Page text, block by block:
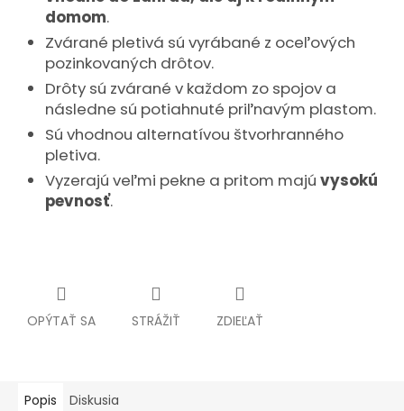
domom.
Zvárané pletivá sú vyrábané z oceľových
pozinkovaných drôtov.
Drôty sú zvárané v každom zo spojov a
následne sú potiahnuté priľnavým plastom.
Sú vhodnou alternatívou štvorhranného
pletiva.
Vyzerajú veľmi pekne a pritom majú vysokú
pevnosť.
OPÝTAŤ SA STRÁŽIŤ ZDIEĽAŤ
Popis Diskusia